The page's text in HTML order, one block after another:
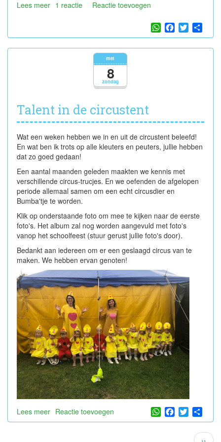
Lees meer over
1 reactie Reactie toevoegen
WhatsApp
Facebook
Twitter
zondag
mei
8
Talent in de circustent
Wat een weken hebben we in en uit de circustent beleefd!
En wat ben ik trots op alle kleuters en peuters, jullie hebben
dat zo goed gedaan!
Een aantal maanden geleden maakten we kennis met
verschillende circus-trucjes. En we oefenden de afgelopen
periode allemaal samen om een echt circusdier en
Bumba'tje te worden.
Klik op onderstaande foto om mee te kijken naar de eerste
foto's. Het album zal nog worden aangevuld met foto's
vanop het schoolfeest (stuur gerust jullie foto's door).
Bedankt aan iedereen om er een geslaagd circus van te
maken. We hebben ervan genoten!
Lees meer over
Talent
Reactie toevoegen WhatsApp
Facebook
Twitter